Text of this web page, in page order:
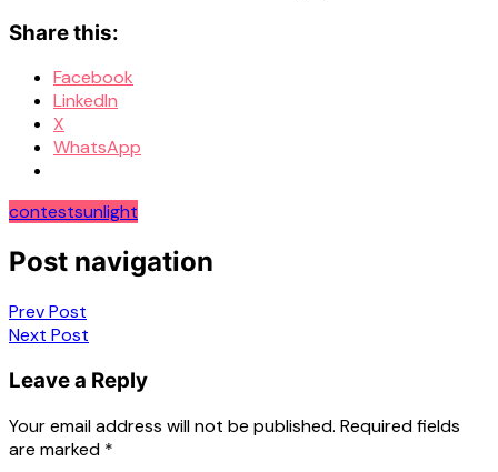
Share this:
Facebook
LinkedIn
X
WhatsApp
contestsunlight
Post navigation
Prev Post
Next Post
Leave a Reply
Your email address will not be published. Required fields
are marked *